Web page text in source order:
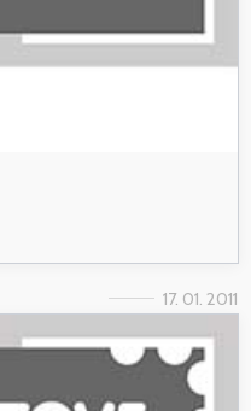
17. 01. 2011